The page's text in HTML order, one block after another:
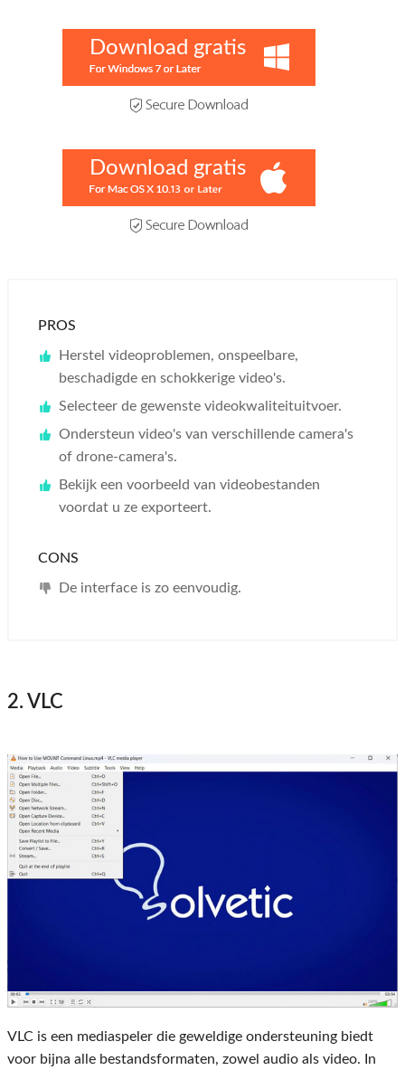
Download gratis
Download gratis
PROS
Herstel videoproblemen, onspeelbare,
beschadigde en schokkerige video's.
Selecteer de gewenste videokwaliteituitvoer.
Ondersteun video's van verschillende camera's
of drone-camera's.
Bekijk een voorbeeld van videobestanden
voordat u ze exporteert.
CONS
De interface is zo eenvoudig.
2. VLC
VLC is een mediaspeler die geweldige ondersteuning biedt
voor bijna alle bestandsformaten, zowel audio als video. In